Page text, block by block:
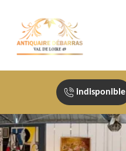
indisponible